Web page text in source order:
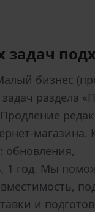
задач
бизнес
раздела
обновления,
1 год. Мы
и